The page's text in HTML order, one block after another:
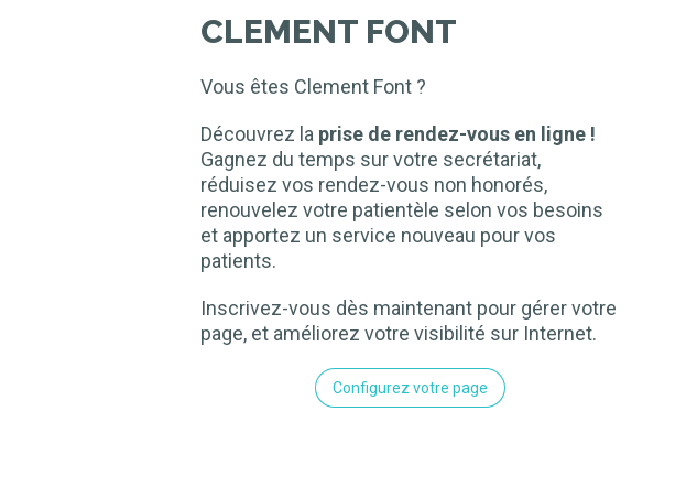
CLEMENT FONT
Vous êtes Clement Font ?
Découvrez la prise de rendez-vous en ligne !
Gagnez du temps sur votre secrétariat,
réduisez vos rendez-vous non honorés,
renouvelez votre patientèle selon vos besoins
et apportez un service nouveau pour vos
patients.
Inscrivez-vous dès maintenant pour gérer votre
page, et améliorez votre visibilité sur Internet.
Configurez votre page